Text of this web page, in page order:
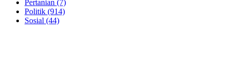
Pertanian (7)
Politik (914)
Sosial (44)